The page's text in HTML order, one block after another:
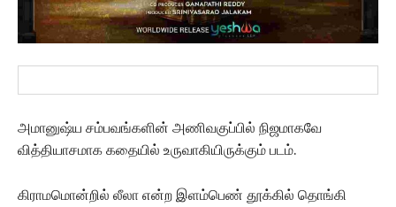
அமானுஷ்ய சம்பவங்களின் அணிவகுப்பில் நிஜமாகவே
வித்தியாசமாக கதையில் உருவாகியிருக்கும் படம்.
கிராமமொன்றில் லீலா என்ற இளம்பெண் தூக்கில் தொங்கி